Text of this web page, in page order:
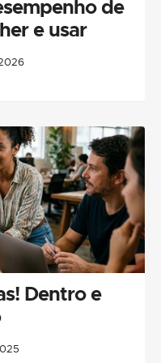
de
e usar
Dentro e